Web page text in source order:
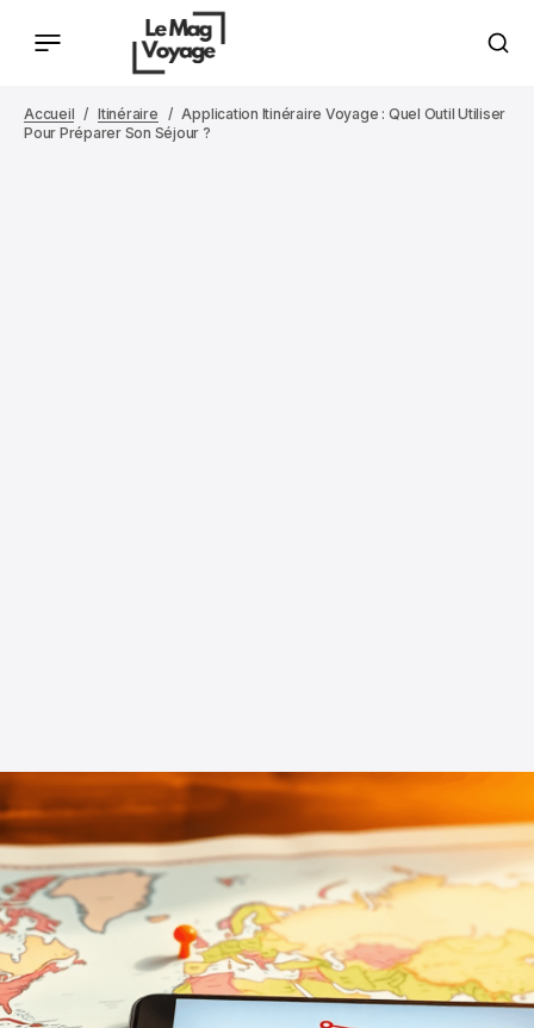
Accueil Itinéraire
Application Itinéraire Voyage : Quel Outil Utiliser
Pour Préparer Son Séjour ?